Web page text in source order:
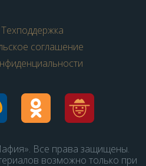
Техподдержка
соглашение
Все права защищены.
возможно только при